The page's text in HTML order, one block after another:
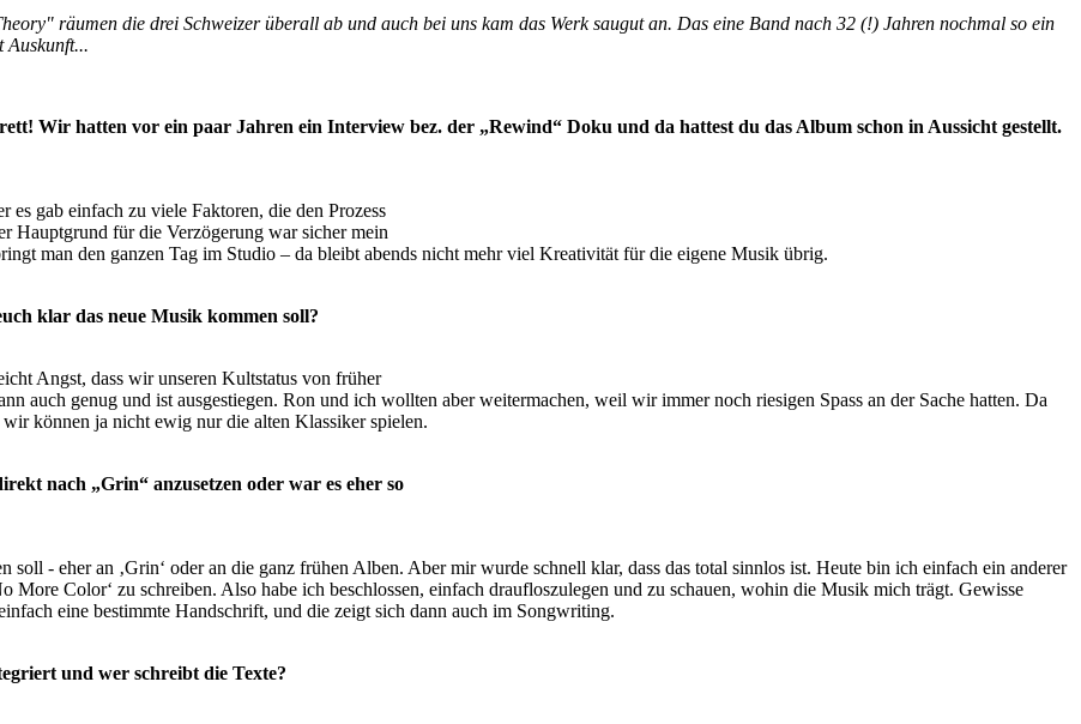
räumen die drei Schweizer überall ab und auch bei uns kam das Werk saugut an. Das eine Band nach 32 (!) Jahren nochmal so ein
Auskunft...
Wir hatten vor ein paar Jahren ein Interview bez. der „Rewind“ Doku und da hattest du das Album schon in Aussicht gestellt.
gab einfach zu viele Faktoren, die den Prozess
Hauptgrund für die Verzögerung war sicher mein
man den ganzen Tag im Studio – da bleibt abends nicht mehr viel Kreativität für die eigene Musik übrig.
klar das neue Musik kommen soll?
Angst, dass wir unseren Kultstatus von früher
auch genug und ist ausgestiegen. Ron und ich wollten aber weitermachen, weil wir immer noch riesigen Spass an der Sache hatten. Da
wir können ja nicht ewig nur die alten Klassiker spielen.
nach „Grin“ anzusetzen oder war es eher so
- eher an ‚Grin‘ oder an die ganz frühen Alben. Abermir wurde schnell klar, dass das total sinnlos ist. Heute bin ich einfach ein anderer
More Color‘ zu schreiben. Also habe ich beschlossen, einfach draufloszulegen und zu schauen, wohin die Musik mich trägt. Gewisse
eine bestimmte Handschrift, und die zeigt sich dann auch im Songwriting.
und wer schreibt die Texte?